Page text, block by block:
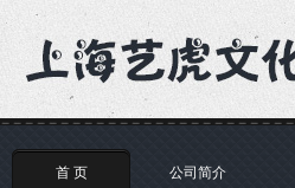
首 页 公司简介